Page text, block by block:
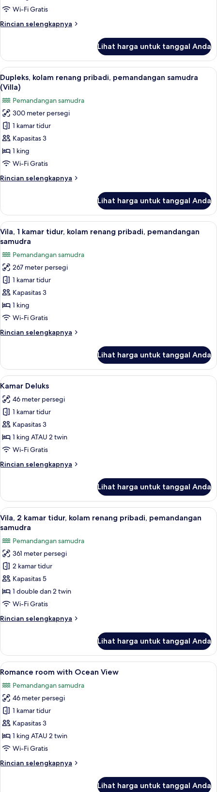
kolam
pemandangan
Wi-Fi Gratis
Rincian selengkapnya
Rincian
Kamar
Double,
akses
ke
kolam
renang,
pemandangan
samudra
Lihat harga untuk tanggal Anda
Lihat
semua
foto
untuk
Dupleks,
kolam
renang
pribadi,
pemandangan
(Villa)
Dupleks, kolam renang pribadi,
15
Dupleks, kolam renang pribadi, pemandangan samudra
(Villa)
Pemandangan samudra
300 meter persegi
1 kamar tidur
Kapasitas 3
1 king
Wi-Fi Gratis
Rincian selengkapnya
Rincian
Dupleks,
kolam
renang
pribadi,
samudra
(Villa)
Lihat harga untuk tanggal Anda
Lihat
semua
untuk
Vila,
kamar
tidur,
kolam
pribadi,
Seprai premium, minibar, brankas,
11
Vila, 1 kamar tidur, kolam renang pribadi, pemandangan
samudra
Pemandangan samudra
267 meter persegi
1 kamar tidur
Kapasitas 3
1 king
Wi-Fi Gratis
Rincian selengkapnya
Rincian
Vila,
kamar
kolam
renang
pemandangan
samudra
Lihat harga untuk tanggal Anda
Lihat
semua
foto
untuk
Kamar
Deluks
Seprai premium, minibar, brankas,
5
Kamar Deluks
46 meter persegi
1 kamar tidur
Kapasitas 3
1 king ATAU 2 twin
Wi-Fi Gratis
Rincian selengkapnya
Rincian
Kamar
Deluks
Lihat harga untuk tanggal Anda
Lihat
semua
untuk
Vila,
2
kamar
tidur,
kolam
pribadi,
Vila, 2 kamar tidur, kolam renang
11
Vila, 2 kamar tidur, kolam renang pribadi, pemandangan
samudra
Pemandangan samudra
361 meter persegi
2 kamar tidur
Kapasitas 5
1 double dan 2 twin
Wi-Fi Gratis
Rincian selengkapnya
Rincian
Vila,
kamar
kolam
renang
pribadi,
pemandangan
samudra
Lihat harga untuk tanggal Anda
Lihat
semua
foto
untuk
Romance
room
with
Ocean
Romance room with Ocean View |
4
Romance room with Ocean View
Pemandangan samudra
46 meter persegi
1 kamar tidur
Kapasitas 3
1 king ATAU 2 twin
Wi-Fi Gratis
Rincian selengkapnya
Rincian
Lihat harga untuk tanggal Anda